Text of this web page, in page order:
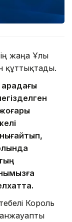
жаңа Ұлы
құттықтады.
Король